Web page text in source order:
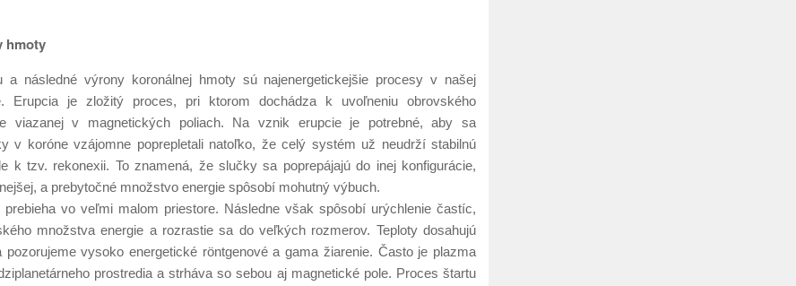
hmoty
a následné výrony koronálnej hmoty sú najenergetickejšie procesy v našej
Erupcia je zložitý proces, pri ktorom dochádza k uvoľneniu obrovského
viazanej v magnetických poliach. Na vznik erupcie je potrebné, aby sa
v koróne vzájomne poprepletali natoľko, že celý systém už neudrží stabilnú
k tzv. rekonexii. To znamená, že slučky sa poprepájajú do inej konfigurácie,
a prebytočné množstvo energie spôsobí mohutný výbuch.
prebieha vo veľmi malom priestore. Následne však spôsobí urýchlenie častíc,
množstva energie a rozrastie sa do veľkých rozmerov. Teploty dosahujú
pozorujeme vysoko energetické röntgenové a gama žiarenie. Často je plazma
prostredia a strháva so sebou aj magnetické pole. Proces štartu